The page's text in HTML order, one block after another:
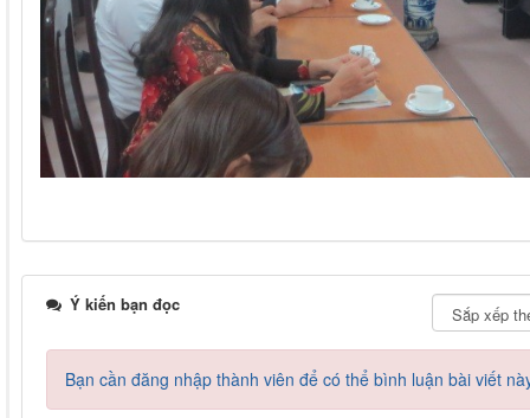
Ý kiến bạn đọc
Bạn cần đăng nhập thành viên để có thể bình luận bài viết